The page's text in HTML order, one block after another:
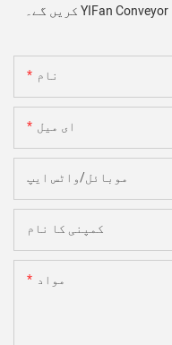
نام
ای میل
موبائل/واٹس ایپ
کمپنی کا نام
مواد